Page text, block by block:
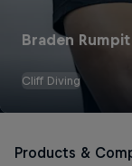
Braden Rumpit
Cliff Diving